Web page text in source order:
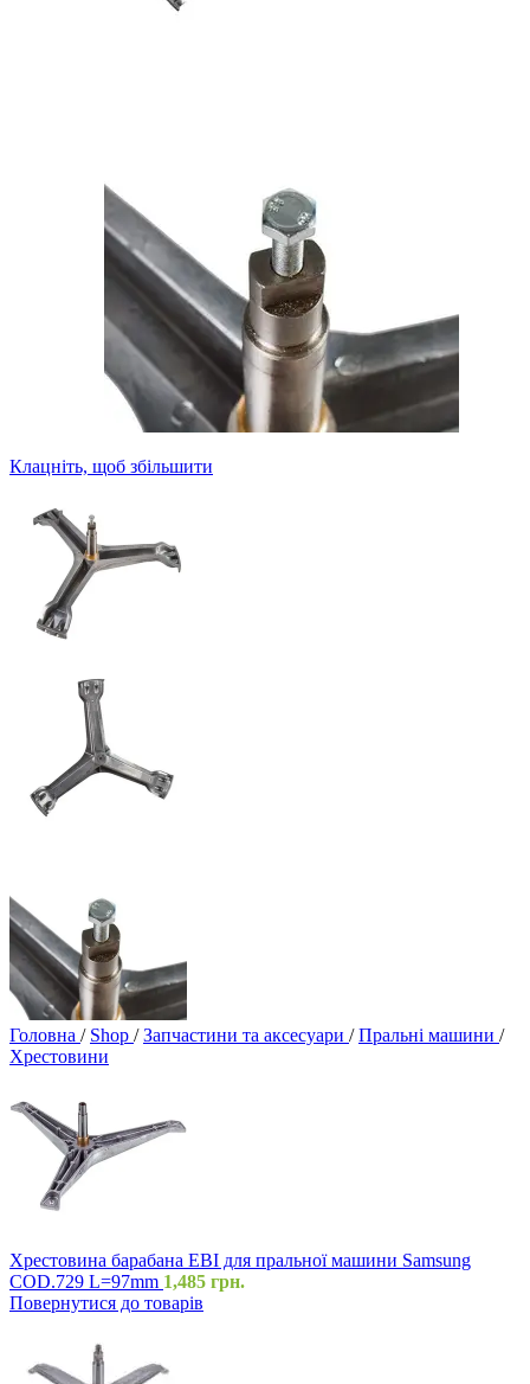
Клацніть, щоб збільшити
Головна / Shop / Запчастини та аксесуари / Пральні машини /
Хрестовини
Хрестовина барабана EBI для пральної машини Samsung
COD.729 L=97mm 1,485 грн.
Повернутися до товарів